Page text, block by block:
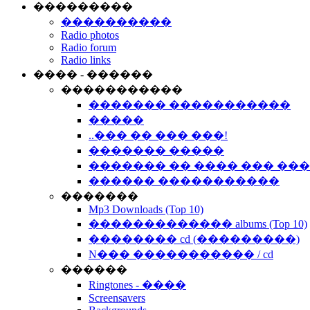
���������
����������
Radio photos
Radio forum
Radio links
���� - ������
�����������
������� �����������
�����
..��� �� ��� ���!
������� �����
������� �� ���� ���
������ �����������
�������
Mp3 Downloads (Top 10)
������������� albums (Top 10)
�������� cd (���������)
N��� ����������� / cd
������
Ringtones - ����
Screensavers